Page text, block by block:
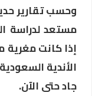
وحسب تقارير
مستعد لدراسة
إذا كانت مغرية
الأندية
جاد حتى الآن.